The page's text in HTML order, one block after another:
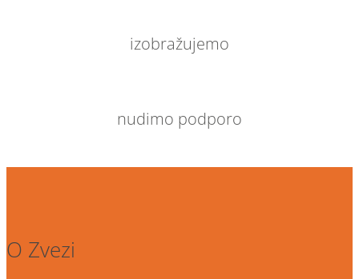
izobražujemo
nudimo podporo
O Zvezi